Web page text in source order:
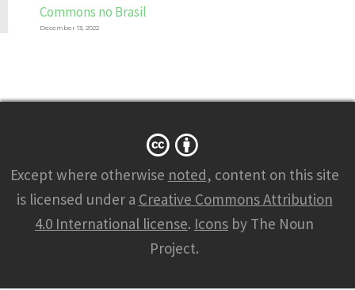
Commons no Brasil
December 13, 2022
Except where otherwise noted, content on this site
is licensed under a Creative Commons Attribution
4.0 International license. Icons by The Noun
Project.